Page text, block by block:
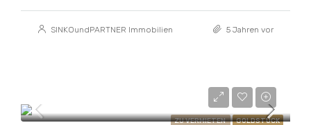
SINKOundPARTNER Immobilien 5 Jahren vor
ZU VERMIETEN GOLDSTÜCK